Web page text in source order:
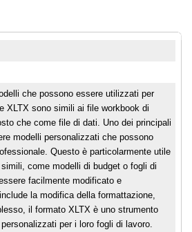
che possono essere utilizzati per
XLTX sono simili ai file workbook di
che come file di dati. Uno dei principali
modelli personalizzati che possono
Questo è particolarmente utile
come modelli di budget o fogli di
facilmente modificato e
la modifica della formattazione,
il formato XLTX è uno strumento
per i loro fogli di lavoro.